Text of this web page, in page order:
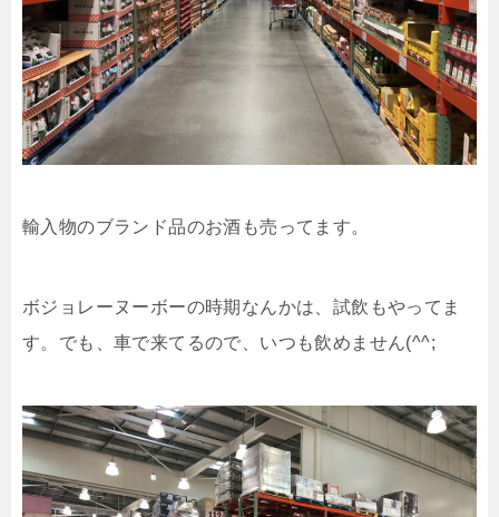
輸入物のブランド品のお酒も売ってます。
ボジョレーヌーボーの時期なんかは、試飲もやってま
す。でも、車で来てるので、いつも飲めません(^^;